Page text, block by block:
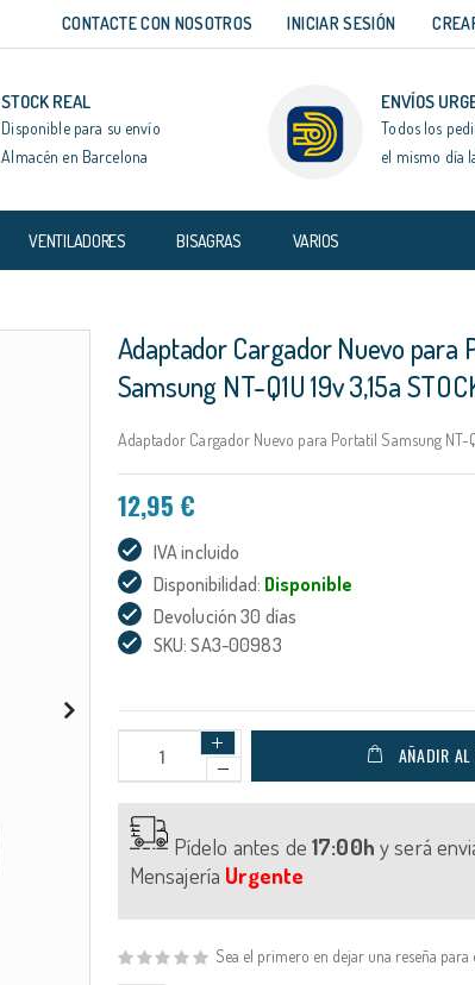
CONTACTE CON NOSOTROS INICIAR SESIÓN
STOCK REAL
Disponible para su envío
Almacén en Barcelona
ENVÍOS
Todos los
el mismo día
VENTILADORES BISAGRAS VARIOS
Adaptador Cargador Nuevo para
Samsung NT-Q1U 19v 3,15a
Adaptador Cargador Nuevo para Portatil Samsung NT-
12,95 €
IVA incluido
Disponibilidad: Disponible
Devolución 30 días
SKU: SA3-00983
AÑADIR
Pídelo antes de 17:00h y será
Mensajería Urgente
Sea el primero en dejar una reseña para